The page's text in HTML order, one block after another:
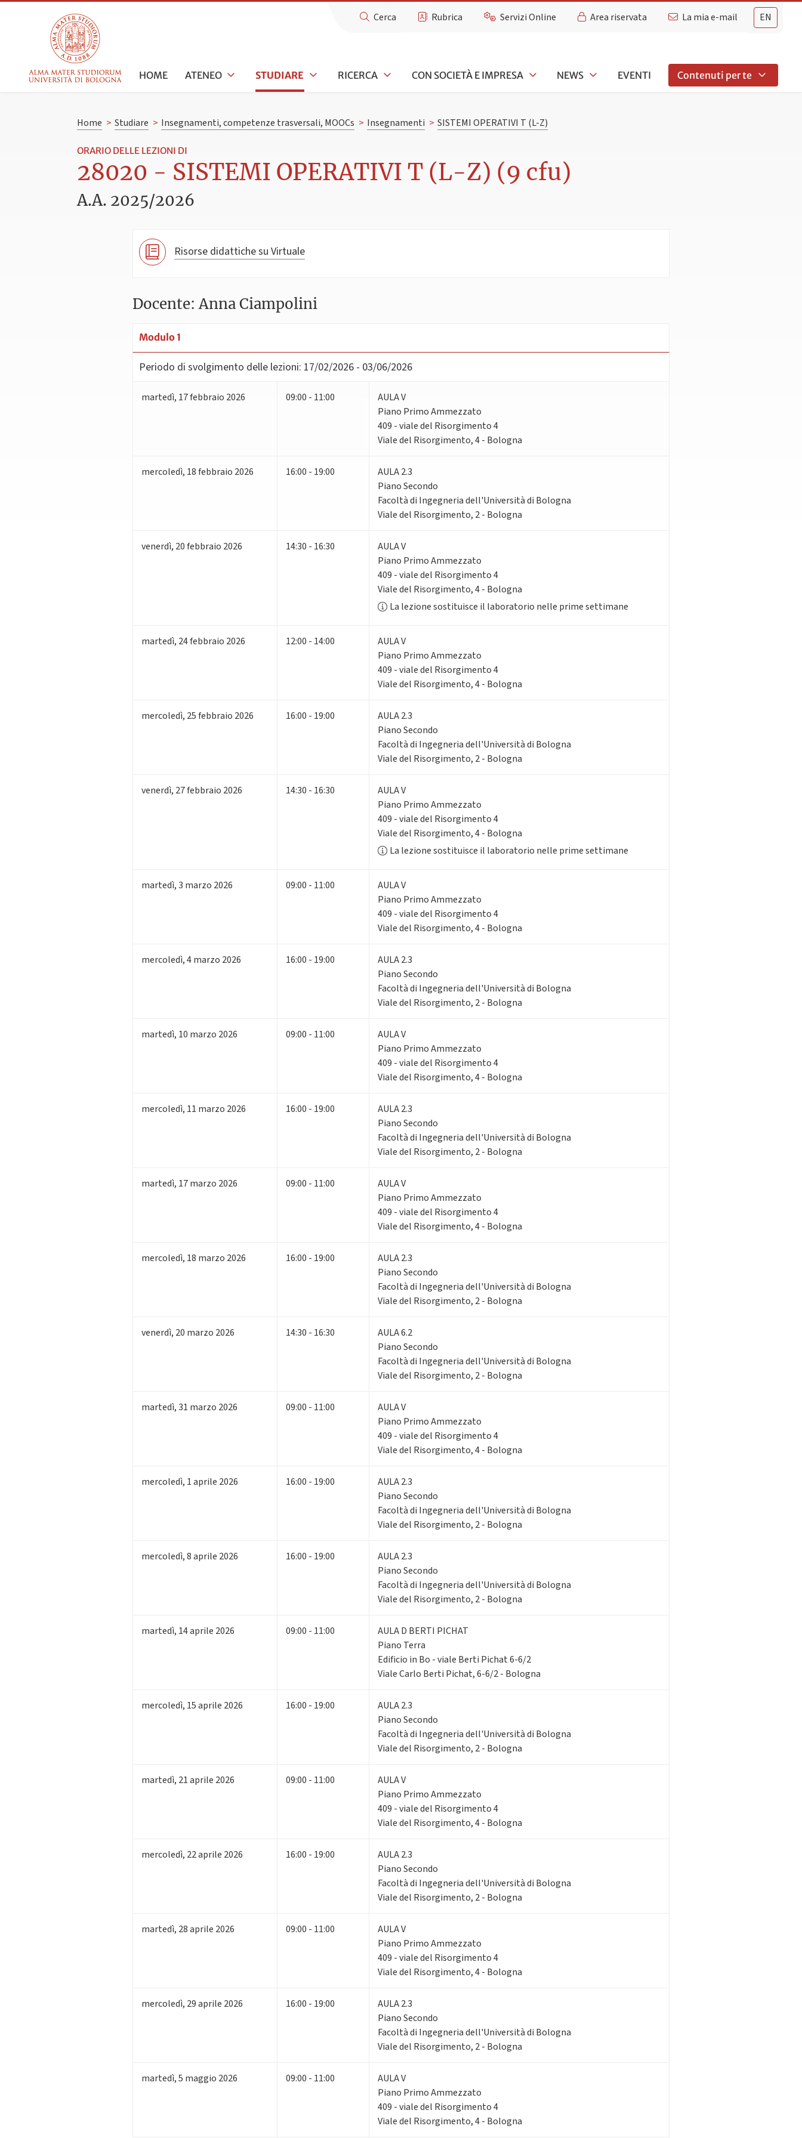
EN
Cerca Rubrica Servizi Online Area riservata La mia e-mail
HOME ATENEO STUDIARE RICERCA CON SOCIETÀ E IMPRESA NEWS EVENTI Contenuti per te
Home > Studiare > Insegnamenti, competenze trasversali, MOOCs > Insegnamenti > SISTEMI OPERATIVI T (L-Z)
ORARIO DELLE LEZIONI DI
28020 - SISTEMI OPERATIVI T (L-Z) (9 cfu)
A.A. 2025/2026
Risorse didattiche su Virtuale
Docente: Anna Ciampolini
Modulo 1
Periodo di svolgimento delle lezioni: 17/02/2026 - 03/06/2026
martedì, 17febbraio 2026 09:00 - 11:00
AULA V
Piano Primo Ammezzato
409 - viale del Risorgimento 4
Viale del Risorgimento, 4 - Bologna
mercoledì, 18febbraio 2026 16:00 - 19:00
AULA 2.3
Piano Secondo
Facoltà di Ingegneria dell'Università di Bologna
Viale del Risorgimento, 2 - Bologna
venerdì, 20febbraio 2026 14:30 - 16:30
AULA V
Piano Primo Ammezzato
409 - viale del Risorgimento 4
Viale del Risorgimento, 4 - Bologna
La lezione sostituisce il laboratorio nelle prime settimane
martedì, 24febbraio 2026 12:00 - 14:00
AULA V
Piano Primo Ammezzato
409 - viale del Risorgimento 4
Viale del Risorgimento, 4 - Bologna
mercoledì, 25febbraio 2026 16:00 - 19:00
AULA 2.3
Piano Secondo
Facoltà di Ingegneria dell'Università di Bologna
Viale del Risorgimento, 2 - Bologna
venerdì, 27febbraio 2026 14:30 - 16:30
AULA V
Piano Primo Ammezzato
409 - viale del Risorgimento 4
Viale del Risorgimento, 4 - Bologna
La lezione sostituisce il laboratorio nelle prime settimane
martedì,3 marzo 2026 09:00 - 11:00
AULA V
Piano Primo Ammezzato
409 - viale del Risorgimento 4
Viale del Risorgimento, 4 - Bologna
mercoledì,4marzo 2026 16:00 - 19:00
AULA 2.3
Piano Secondo
Facoltà di Ingegneria dell'Università di Bologna
Viale del Risorgimento, 2 - Bologna
martedì, 10 marzo 2026 09:00 - 11:00
AULA V
Piano Primo Ammezzato
409 - viale del Risorgimento 4
Viale del Risorgimento, 4 - Bologna
mercoledì, 11 marzo 2026 16:00 - 19:00
AULA 2.3
Piano Secondo
Facoltà di Ingegneria dell'Università di Bologna
Viale del Risorgimento, 2 - Bologna
martedì, 17marzo 2026 09:00 - 11:00
AULA V
Piano Primo Ammezzato
409 - viale del Risorgimento 4
Viale del Risorgimento, 4 - Bologna
mercoledì, 18 marzo 2026 16:00 - 19:00
AULA 2.3
Piano Secondo
Facoltà di Ingegneria dell'Università di Bologna
Viale del Risorgimento, 2 - Bologna
venerdì, 20 marzo 2026 14:30 - 16:30
AULA 6.2
Piano Secondo
Facoltà di Ingegneria dell'Università di Bologna
Viale del Risorgimento, 2 - Bologna
martedì,31 marzo 2026 09:00 - 11:00
AULA V
Piano Primo Ammezzato
409 - viale del Risorgimento 4
Viale del Risorgimento, 4 - Bologna
mercoledì, 1aprile 2026 16:00 - 19:00
AULA 2.3
Piano Secondo
Facoltà di Ingegneria dell'Università di Bologna
Viale del Risorgimento, 2 - Bologna
mercoledì,8aprile 2026 16:00 - 19:00
AULA 2.3
Piano Secondo
Facoltà di Ingegneria dell'Università di Bologna
Viale del Risorgimento, 2 - Bologna
martedì, 14aprile 2026 09:00 - 11:00
AULA D BERTI PICHAT
Piano Terra
Edificio in Bo - viale Berti Pichat 6-6/2
Viale Carlo Berti Pichat, 6-6/2 - Bologna
mercoledì, 15aprile 2026 16:00 - 19:00
AULA 2.3
Piano Secondo
Facoltà di Ingegneria dell'Università di Bologna
Viale del Risorgimento, 2 - Bologna
martedì, 21aprile 2026 09:00 - 11:00
AULA V
Piano Primo Ammezzato
409 - viale del Risorgimento 4
Viale del Risorgimento, 4 - Bologna
mercoledì, 22aprile 2026 16:00 - 19:00
AULA 2.3
Piano Secondo
Facoltà di Ingegneria dell'Università di Bologna
Viale del Risorgimento, 2 - Bologna
martedì, 28aprile 2026 09:00 - 11:00
AULA V
Piano Primo Ammezzato
409 - viale del Risorgimento 4
Viale del Risorgimento, 4 - Bologna
mercoledì, 29aprile 2026 16:00 - 19:00
AULA 2.3
Piano Secondo
Facoltà di Ingegneria dell'Università di Bologna
Viale del Risorgimento, 2 - Bologna
martedì,5 maggio 2026 09:00 - 11:00
AULA V
Piano Primo Ammezzato
409 - viale del Risorgimento 4
Viale del Risorgimento, 4 - Bologna